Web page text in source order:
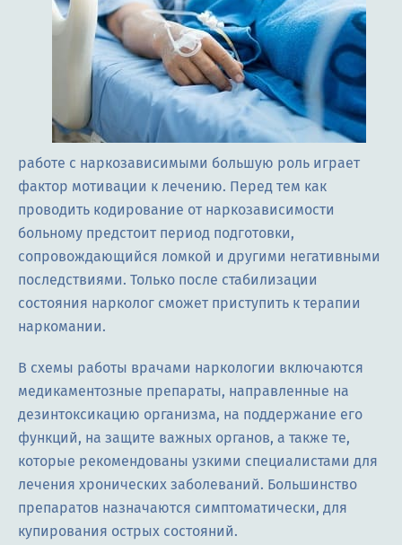
работе с наркозависимыми большую роль играет
фактор мотивации к лечению. Перед тем как
проводить кодирование от наркозависимости
больному предстоит период подготовки,
сопровождающийся ломкой и другими негативными
последствиями. Только после стабилизации
состояния нарколог сможет приступить к терапии
наркомании.
В схемы работы врачами наркологии включаются
медикаментозные препараты, направленные на
дезинтоксикацию организма, на поддержание его
функций, на защите важных органов, а также те,
которые рекомендованы узкими специалистами для
лечения хронических заболеваний. Большинство
препаратов назначаются симптоматически, для
купирования острых состояний.